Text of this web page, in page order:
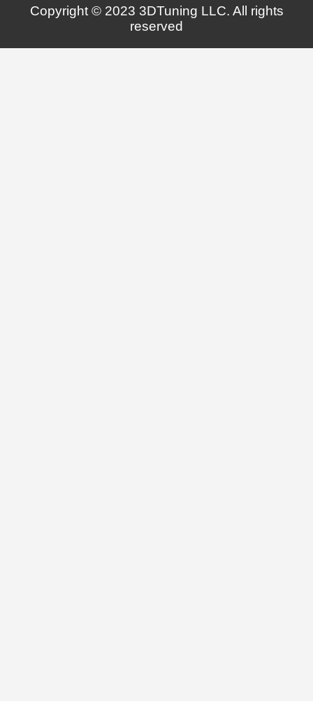
Copyright © 2023 3DTuning LLC. All rights
reserved